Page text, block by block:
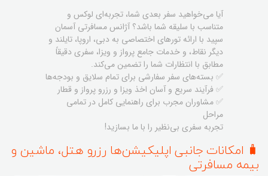
آیا می‌خواهید سفر بعدی شما، تجربه‌ای لوکس و
متناسب با سلیقه شما باشد؟ آژانس مسافرتی آسمان
سپید با ارائه تورهای اختصاصی به دبی، اروپا، تایلند و
دیگر نقاط، و خدمات جامع پرواز و ویزا، سفری دقیقاً
مطابق با انتظارات شما را تضمین می‌کند.
✅ بسته‌های سفر سفارشی برای تمام سلایق و بودجه‌ها
✅ فرآیند سریع و آسان اخذ ویزا و رزرو پرواز و قطار
✅ مشاوران مجرب برای راهنمایی کامل در تمامی
مراحل
تجربه سفری بی‌نظیر را با ما بسازید!
🧳 امکانات جانبی اپلیکیشن‌ها رزرو هتل، ماشین و
بیمه مسافرتی